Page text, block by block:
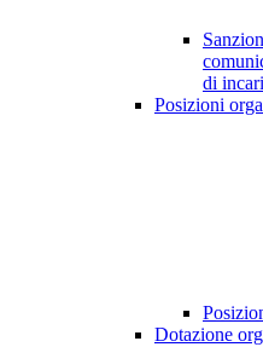
di
Posizioni
Dotazione